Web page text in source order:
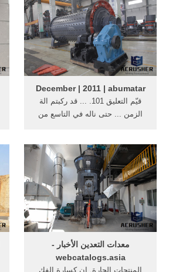
December | 2011 | abumatar
قيّم التعليق 101. ... قد ركبتم الة
الزمن ... حتى ناله في التاسع من
معدات التعدين الأخبار -
webcatalogs.asia
المنتجات الحارة. إن كسارة الفك